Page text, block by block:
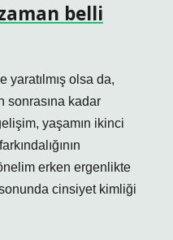
belli
yaratılmış olsa da,
sonrasına kadar
yaşamın ikinci
erken ergenlikte
cinsiyet kimliği